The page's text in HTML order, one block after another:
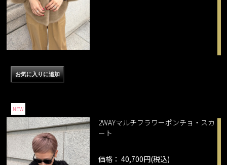
NEW
2WAYマルチフラワーポンチョ・スカ
ート
価格： 40,700円(税込)